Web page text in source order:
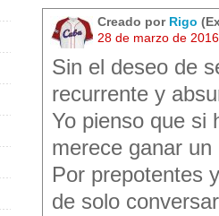
Creado por Rigo
28 de marzo de
Sin el deseo de
recurrente y
Yo pienso que si
merece ganar
Por prepotentes
de solo